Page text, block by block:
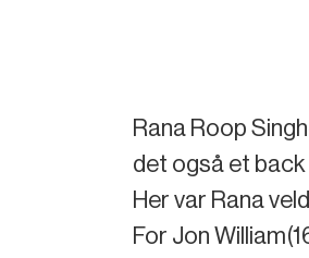
Rana Roop
det også et
Her var Rana
For Jon